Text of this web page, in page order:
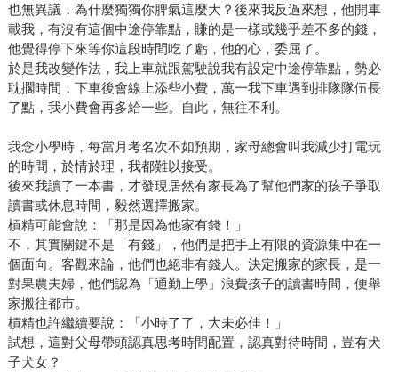
也無異議，為什麼獨獨你脾氣這麼大？後來我反過來想，他開車
載我，有沒有這個中途停靠點，賺的是一樣或幾乎差不多的錢，
他覺得停下來等你這段時間吃了虧，他的心，委屈了。
於是我改變作法，我上車就跟駕駛說我有設定中途停靠點，勢必
耽擱時間，下車後會線上添些小費，萬一我下車遇到排隊隊伍長
了點，我小費會再多給一些。自此，無往不利。
我念小學時，每當月考名次不如預期，家母總會叫我減少打電玩
的時間，於情於理，我都難以接受。
後來我讀了一本書，才發現居然有家長為了幫他們家的孩子爭取
讀書或休息時間，毅然選擇搬家。
槓精可能會說：「那是因為他家有錢！」
不，其實關鍵不是「有錢」，他們是把手上有限的資源集中在一
個面向。客觀來論，他們也絕非有錢人。決定搬家的家長，是一
對果農夫婦，他們認為「通勤上學」浪費孩子的讀書時間，便舉
家搬往都市。
槓精也許繼續要說：「小時了了，大未必佳！」
試想，這對父母帶頭認真思考時間配置，認真對待時間，豈有犬
子犬女？